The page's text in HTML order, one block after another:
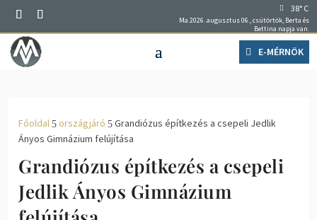
38° C
Ma 2026. augusztus 06., csütörtök, Berta és
Bettina napja van.
E-MÉRNÖK
Főoldal 5 országjáró 5 Grandiózus építkezés a csepeli Jedlik
Ányos Gimnázium felújítása
Grandiózus építkezés a csepeli
Jedlik Ányos Gimnázium